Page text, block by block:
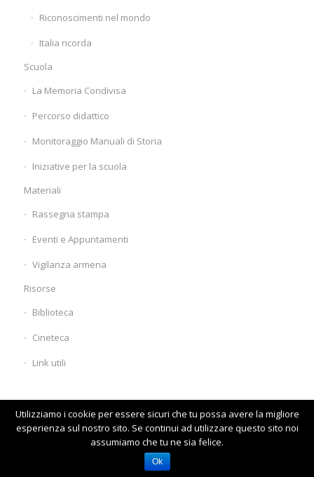
Riconoscimenti nel mondo
Italia ricorda
Scuola
La Memoria Condivisa
Percorso didattico
Monitoraggio Manuali di Storia
Iniziative per la scuola
Materiali
Rassegna stampa
Eventi e Appuntamenti
Vigilanza armena
Risorse
Biblioteca
Cineteca
Link utili
© www.comunitaarmena.it
Visita il vecchio sito
Utilizziamo i cookie per essere sicuri che tu possa avere la migliore
esperienza sul nostro sito. Se continui ad utilizzare questo sito noi
assumiamo che tu ne sia felice.
Ok